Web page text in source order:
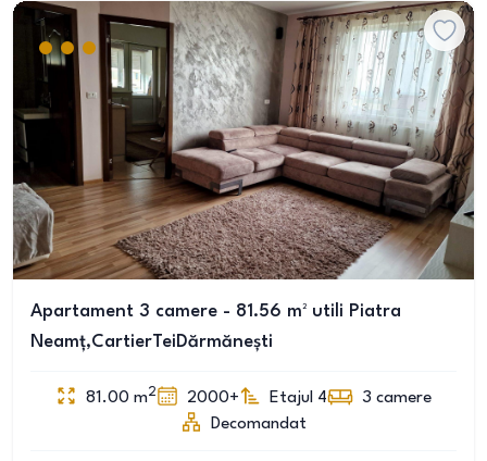
Apartament 3 camere - 81.56 m² utili Piatra
Neamț,CartierTeiDărmănești
81.00 m2 2000+ Etajul 4 3 camere
Decomandat